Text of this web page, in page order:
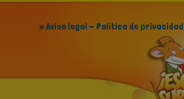
» Aviso legal - Política de privacidad